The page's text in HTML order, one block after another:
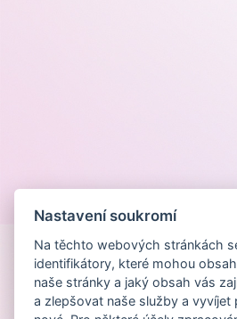
Nastavení soukromí
Na těchto webových stránkách
identifikátory, které mohou
naše stránky a jaký obsah vás
a zlepšovat naše služby a